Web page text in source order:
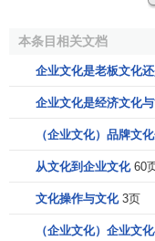
的基本因素。这些民
中，文化有着相对一
行为和共同的精神物
对一致性是构成一种
本条目相关文档
企业文化是老板文化
企业文化是经济文化
（企业文化）品牌文
从文化到企业文化 60
文化操作与文化 3页
（企业文化）企业文